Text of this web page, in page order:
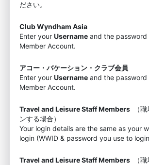
ださい。
Club Wyndham Asia
Enter your Username and the
Member Account.
アコー・バケーション・クラブ会員
Enter your Username and the
Member Account.
Travel and Leisure Staff Members
（
ンする場合）
Your login details are the same as your
login (WWID & password you use to
Travel and Leisure Staff Members
（